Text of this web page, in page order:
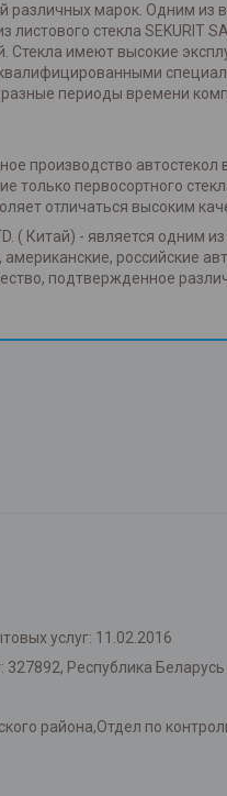
марок. Одним из
листового стекла
имеют высокие
периоды времени
производство
только первосортного
отличаться высоким
( Китай) - является
американские, российские
подтвержденное
услуг: 11.02.2016
Республика Беларусь
района,Отдел по